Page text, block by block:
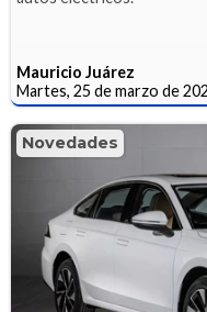
Mauricio Juárez
Martes, 25 de marzo de
Novedades